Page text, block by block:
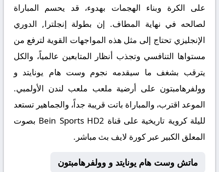
على الكرة وبناء الهجمات بهدوء، قد يحسم المباراة
لصالحه في نهاية المطاف. إن بطولة إنجلترا, الدوري
الإنجليزي تحتاج إلى مثل هذه المواجهات القوية لترفع من
مستواها التنافسي وتجذب أنظار المتابعين عالمياً، والكل
يترقب بشغف ما سيقدمه نجوم وست هام يونايتد و
وولفرهامبتون على أرضية ملعب ملعب لندن الأولمبي.
الموعد اقترب، والمباراة باتت قريبة جداً، والجماهير تستعد
لليلة كروية تاريخية على قناة Bein Sports HD2 بصوت
المعلق الكبير عبر كورة لايف بث مباشر .
ماتش وست هام يونايتد و وولفرهامبتون